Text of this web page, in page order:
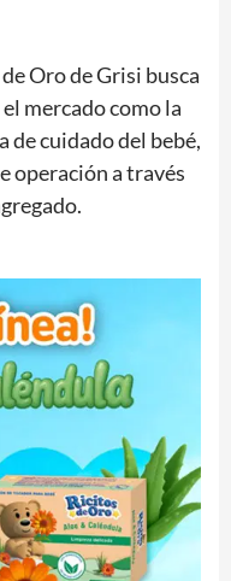
Oro de Grisi busca
mercado como la
de cuidado del bebé,
operación a través